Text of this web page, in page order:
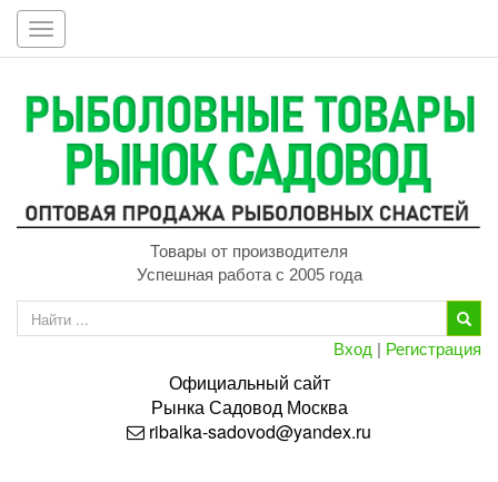
Toggle
navigation
Товары от производителя
Успешная работа с 2005 года
Вход | Регистрация
Официальный сайт
РынкаСадовод Москва
ribalka-sadovod@yandex.ru